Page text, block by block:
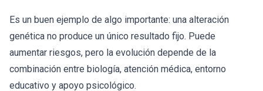
Es un buen ejemplo de algo importante: una alteración
genética no produce un único resultado fijo. Puede
aumentar riesgos, pero la evolución depende de la
combinación entre biología, atención médica, entorno
educativo y apoyo psicológico.